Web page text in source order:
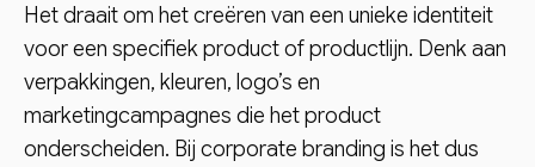
Het draait om het creëren van een unieke identiteit
voor een specifiek product of productlijn. Denk aan
verpakkingen, kleuren, logo’s en
marketingcampagnes die het product
onderscheiden. Bij corporate branding is het dus